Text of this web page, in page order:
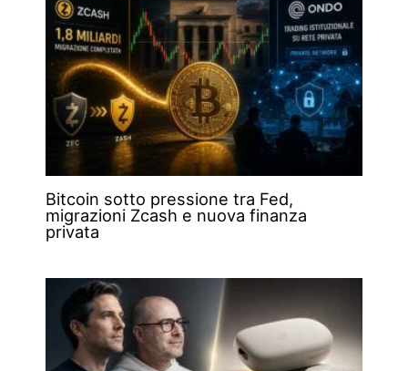
Bitcoin sotto pressione tra Fed,
migrazioni Zcash e nuova finanza
privata